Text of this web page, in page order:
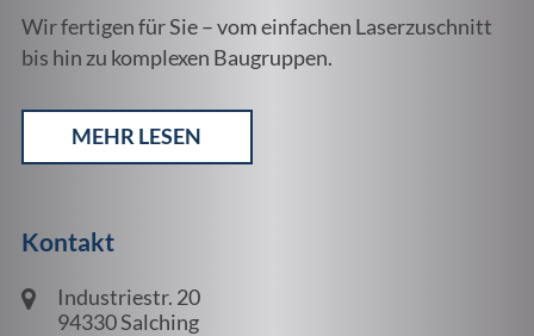
Wir fertigen für Sie – vom einfachen Laserzuschnitt
bis hin zu komplexen Baugruppen.
MEHR LESEN
Kontakt
Industriestr. 20
94330 Salching